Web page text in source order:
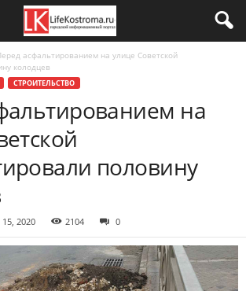
асфальтированием на улице Советской
колодцев
СТРОИТЕЛЬСТВО
на
половину
15, 2020 2104 0